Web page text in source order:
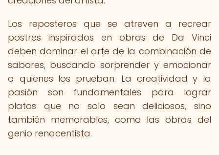
Los reposteros que se atreven a recrear
postres inspirados en obras de Da Vinci
deben dominar el arte de la combinación de
sabores, buscando sorprender y emocionar
a quienes los prueban. La creatividad y la
pasión son fundamentales para lograr
platos que no solo sean deliciosos, sino
también memorables, como las obras del
genio renacentista.